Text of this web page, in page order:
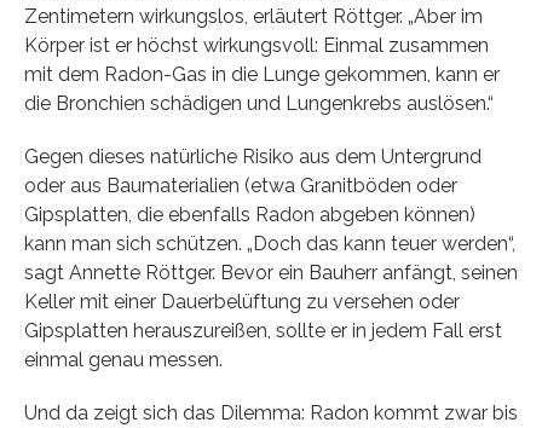
Zentimetern wirkungslos, erläutert Röttger. „Aber im
Körper ist er höchst wirkungsvoll: Einmal zusammen
mit dem Radon-Gas in die Lunge gekommen, kann er
die Bronchien schädigen und Lungenkrebs auslösen.“
Gegen dieses natürliche Risiko aus dem Untergrund
oder aus Baumaterialien (etwa Granitböden oder
Gipsplatten, die ebenfalls Radon abgeben können)
kann man sich schützen. „Doch das kann teuer werden“,
sagt Annette Röttger. Bevor ein Bauherr anfängt, seinen
Keller mit einer Dauerbelüftung zu versehen oder
Gipsplatten herauszureißen, sollte er in jedem Fall erst
einmal genau messen.
Und da zeigt sich das Dilemma: Radon kommt zwar bis